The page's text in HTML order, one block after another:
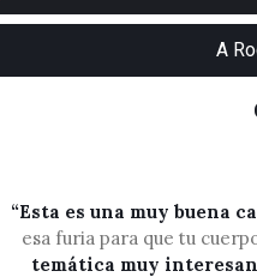
A
“Esta es una muy buena
esa furia para que tu
temática muy